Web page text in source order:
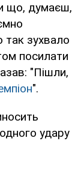
що, думаєш,
так зухвало
посилати
"Пішли,
".
удару